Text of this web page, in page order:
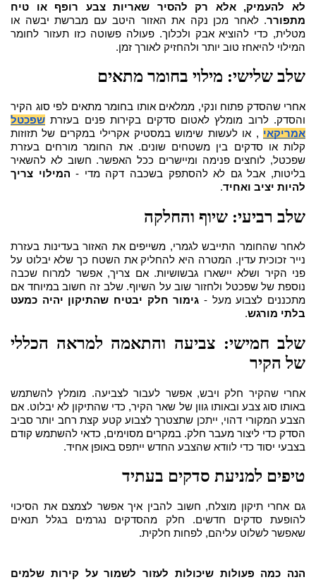
לא להעמיק, אלא רק להסיר שאריות צבע רופף או טיח
מתפורר. לאחר מכן נקה את האזור היטב עם מברשת יבשה או
מטלית, כדי להוציא אבק ולכלוך. פעולה פשוטה כזו תעזור לחומר
המילוי להיאחז טוב יותר ולהחזיק לאורך זמן.
שלב שלישי: מילוי בחומר מתאים
אחרי שהסדק פתוח ונקי, ממלאים אותו בחומר מתאים לפי סוג הקיר
והסדק. לרוב מומלץ לאטום סדקים בקירות פנים בעזרת שפכטל
אמריקאי , או לעשות שימוש במסטיק אקרילי במקרים של תזוזות
קלות או סדקים בין משטחים שונים. את החומר מורחים בעזרת
שפכטל, לוחצים פנימה ומיישרים ככל האפשר. חשוב לא להשאיר
בליטות, אבל גם לא להסתפק בשכבה דקה מדי - המילוי צריך
להיות יציב ואחיד.
שלב רביעי: שיוף והחלקה
לאחר שהחומר התייבש לגמרי, משייפים את האזור בעדינות בעזרת
נייר זכוכית עדין. המטרה היא להחליק את השטח כך שלא יבלוט על
פני הקיר ושלא יישארו גבשושיות. אם צריך, אפשר למרוח שכבה
נוספת של שפכטל ולחזור שוב על השיוף. שלב זה חשוב במיוחד אם
מתכננים לצבוע מעל - גימור חלק יבטיח שהתיקון יהיה כמעט
בלתי מורגש.
שלב חמישי: צביעה והתאמה למראה הכללי
של הקיר
אחרי שהקיר חלק ויבש, אפשר לעבור לצביעה. מומלץ להשתמש
באותו סוג צבע ובאותו גוון של שאר הקיר, כדי שהתיקון לא יבלוט. אם
הצבע המקורי דהוי, ייתכן שתצטרך לצבוע קטע קצת רחב יותר סביב
הסדק כדי ליצור מעבר חלק. במקרים מסוימים, כדאי להשתמש קודם
בצבעי יסוד כדי לוודא שהצבע החדש ייתפס באופן אחיד.
טיפים למניעת סדקים בעתיד
גם אחרי תיקון מוצלח, חשוב להבין איך אפשר לצמצם את הסיכוי
להופעת סדקים חדשים. חלק מהסדקים נגרמים בגלל תנאים
שאפשר לשלוט עליהם, לפחות חלקית.
הנה כמה פעולות שיכולות לעזור לשמור על קירות שלמים